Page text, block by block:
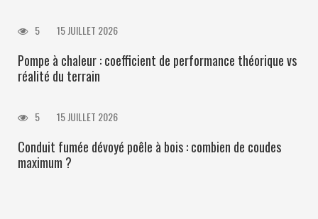
5 15 JUILLET 2026
Pompe à chaleur : coefficient de performance théorique vs
réalité du terrain
5 15 JUILLET 2026
Conduit fumée dévoyé poêle à bois : combien de coudes
maximum ?